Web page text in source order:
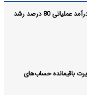
تغییر مثبت در عملکرد مالی بانک صادرات ایران/ درآمد عملیاتی 80 درصد رشد
باقیمانده حساب‌های